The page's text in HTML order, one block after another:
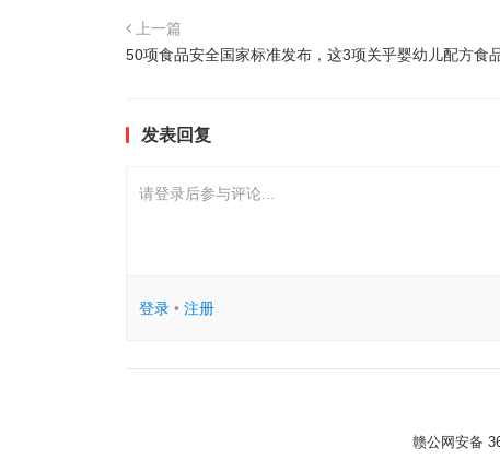
上一篇
50项食品安全国家标准发布，这3项关乎婴幼儿配方食
发表回复
请登录后参与评论...
登录• 注册
赣公网安备